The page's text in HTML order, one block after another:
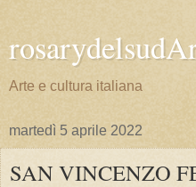
Arte e cultura italiana
martedì 5 aprile 2022
SAN VINCENZO